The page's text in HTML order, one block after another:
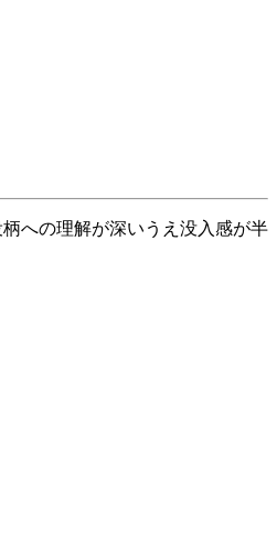
への理解が深いうえ没入感が半